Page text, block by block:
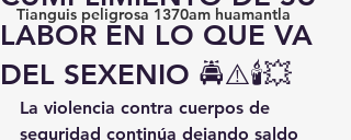
Tianguis peligrosa 1370am huamantla
LABOR EN LO QUE VA
DEL SEXENIO 🚔⚠️🕯️💥
La violencia contra cuerpos de
seguridad continúa dejando saldo